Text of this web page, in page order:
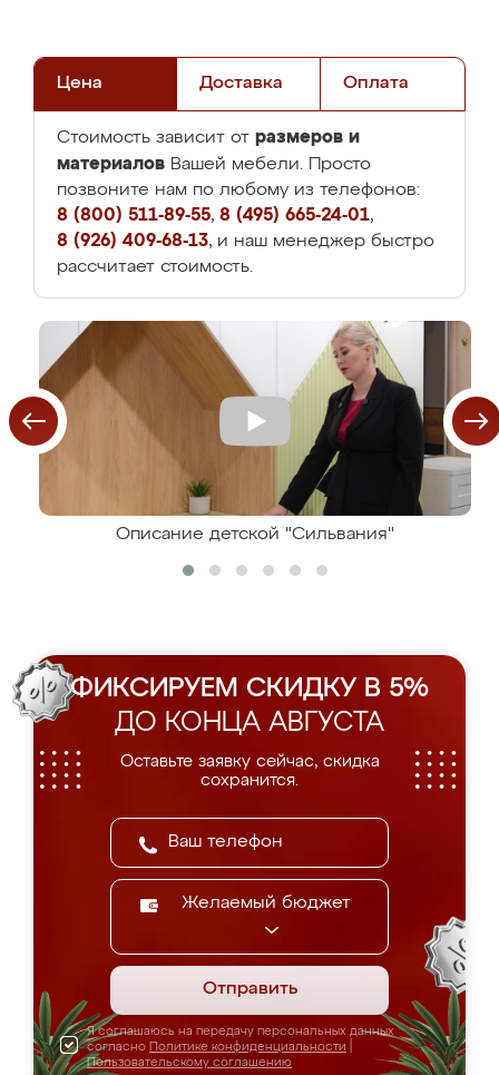
Цена Доставка Оплата
Стоимость зависит от размеров и
материалов Вашей мебели. Просто
позвоните нам по любому из телефонов:
8 (800) 511-89-55, 8 (495) 665-24-01,
8 (926) 409-68-13, и наш менеджер быстро
рассчитает стоимость.
Описание детской "Сильвания"
ФИКСИРУЕМ СКИДКУ В 5%
ДО КОНЦА АВГУСТА
Оставьте заявку сейчас, скидка
сохранится.
Желаемый бюджет
Отправить
Я соглашаюсь на передачу персональных данных
согласно Политике конфиденциальности
Пользовательскому соглашению